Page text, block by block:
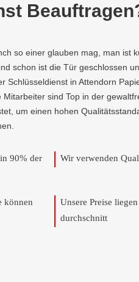
so einer glauben mag, man ist
schon ist die Tür geschlossen
Schlüsseldienst in Attendorn
Mitarbeiter sind Top in der
um einen hohen
90% der
Wir verwenden
können
Unsere Preise
durchschnitt